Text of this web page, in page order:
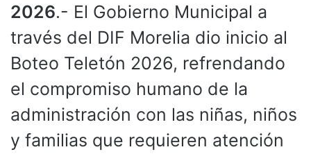
2026.- El Gobierno Municipal a
través del DIF Morelia dio inicio al
Boteo Teletón 2026, refrendando
el compromiso humano de la
administración con las niñas, niños
y familias que requieren atención